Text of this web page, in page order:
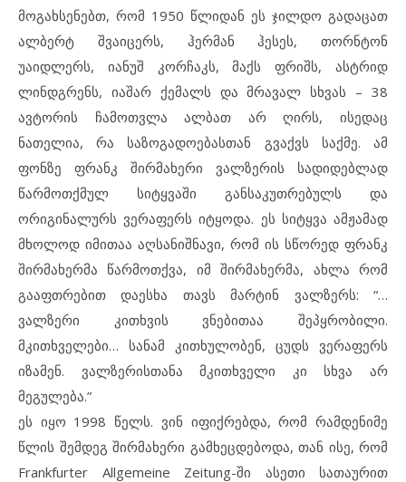
მოგახსენებთ, რომ 1950 წლიდან ეს ჯილდო გადაცათ
ალბერტ შვაიცერს, ჰერმან ჰესეს, თორნტონ
უაიდლერს, იანუშ კორჩაკს, მაქს ფრიშს, ასტრიდ
ლინდგრენს, იაშარ ქემალს და მრავალ სხვას – 38
ავტორის ჩამოთვლა ალბათ არ ღირს, ისედაც
ნათელია, რა საზოგადოებასთან გვაქვს საქმე. ამ
ფონზე ფრანკ შირმახერი ვალზერის სადიდებლად
წარმოთქმულ სიტყვაში განსაკუთრებულს და
ორიგინალურს ვერაფერს იტყოდა. ეს სიტყვა ამჟამად
მხოლოდ იმითაა აღსანიშნავი, რომ ის სწორედ ფრანკ
შირმახერმა წარმოთქვა, იმ შირმახერმა, ახლა რომ
გააფთრებით დაესხა თავს მარტინ ვალზერს: “…
ვალზერი კითხვის ვნებითაა შეპყრობილი.
მკითხველები… სანამ კითხულობენ, ცუდს ვერაფერს
იზამენ. ვალზერისთანა მკითხველი კი სხვა არ
მეგულება.”
ეს იყო 1998 წელს. ვინ იფიქრებდა, რომ რამდენიმე
წლის შემდეგ შირმახერი გამხეცდებოდა, თან ისე, რომ
Frankfurter Allgemeine Zeitung-ში ასეთი სათაურით